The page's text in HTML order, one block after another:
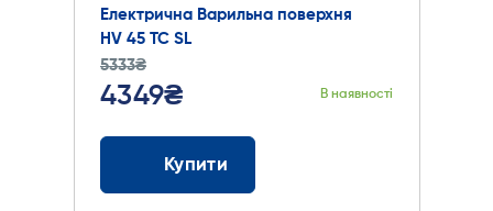
Електрична Варильна поверхня
HV 45 TC SL
5333₴
4349₴ В наявності
Купити